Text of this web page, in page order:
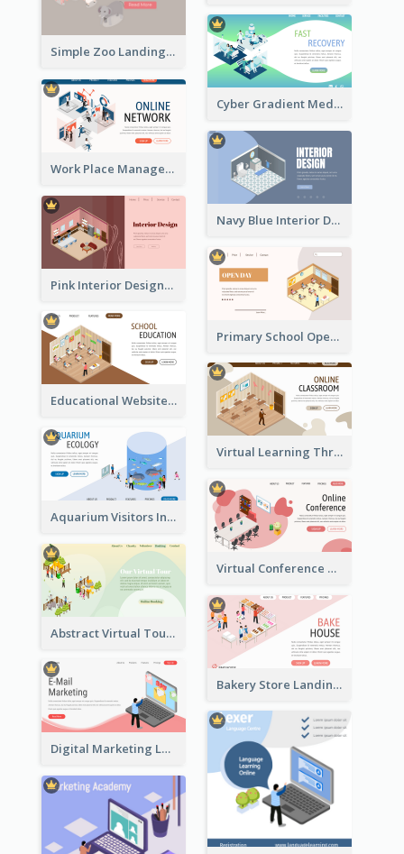
Simple Zoo Landing Page For More Details
Cyber Gradient Medical Appointment Banner With Isometric Diagram
Work Place Management Workshop Landing Page
Navy Blue Interior Designer Website With Isometric Diagram
Pink Interior Designer Landing Page With Isometric Graphics
Primary School Opening Day With Isometric Diagram
Educational Website Registration With Isometric Diagram
Virtual Learning Through Classroom With Isometric Diagram
Aquarium Visitors Information Website With Isometric Graphics
Virtual Conference Software Intro Landing Page
Abstract Virtual Tour Booking Landing Page
Bakery Store Landing Page With Isometric Graphics
Digital Marketing Landing Site With Interesting Isometric Graphic